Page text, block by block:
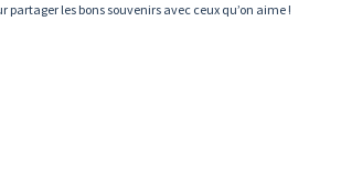
partager les bons souvenirs avec ceux qu’on aime !